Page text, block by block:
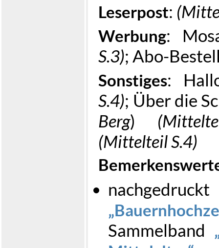
Leserpost:
Werbung:
S.3); Abo-
Sonstiges:
S.4); Über die
Berg)
(Mittelteil S.4)
Sammelband